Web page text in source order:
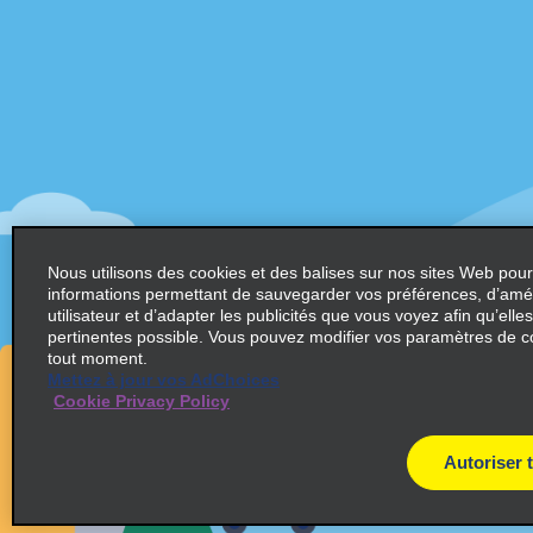
Commencer une réservation
Afficher/Modifier/Annuler
Enregistrement accéléré
Prise en charge express
Voyages précédents / Reçus
Locations de véhicules aller simple
Alamo
Ouvrir
Nous utilisons des cookies et des balises sur nos sites Web
informations permettant de sauvegarder vos préférences,
utilisateur et d’adapter les publicités que vous voyez afin
pertinentes possible. Vous pouvez modifier vos paramètres de
tout moment.
Mettez à jour vos AdChoices
Cookie Privacy Policy
Autoriser